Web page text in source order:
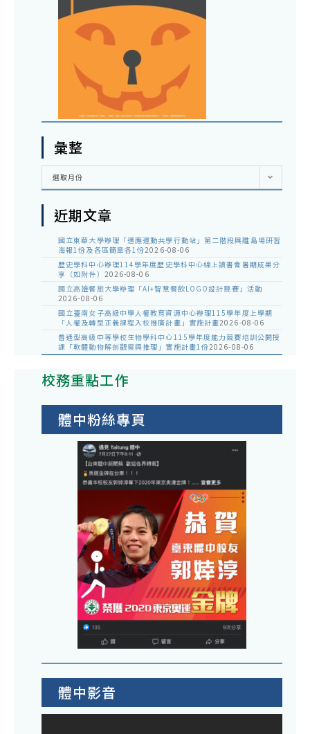
彙整
彙
選取月份
近期文章
國立東華大學辦理「適應運動共學行動站」第二階段與離島場研習
海報1份及各區簡章各1份2026-08-06
歷史學科中心辦理114學年度歷史學科中心線上讀書會暑期成果分
享（如附件） 2026-08-06
國立高雄餐旅大學辦理「AI+智慧餐飲LOGO設計競賽」活動
2026-08-06
國立臺南女子高級中學人權教育資源中心辦理115學年度上學期
「人權及轉型正義課程入校推廣計畫」實施計畫2026-08-06
普通型高級中等學校生物學科中心115學年度能力競賽培訓公開授
課「軟體動物解剖觀察與推理」實施計畫1份2026-08-06
校務重點工作
體中粉絲專頁
體中影音